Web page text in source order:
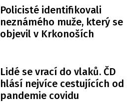
Policisté identifikovali
neznámého muže, který se
objevil v Krkonoších
Lidé se vrací do vlaků. ČD
hlásí nejvíce cestujících od
pandemie covidu